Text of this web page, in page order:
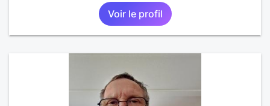
Voir le profil